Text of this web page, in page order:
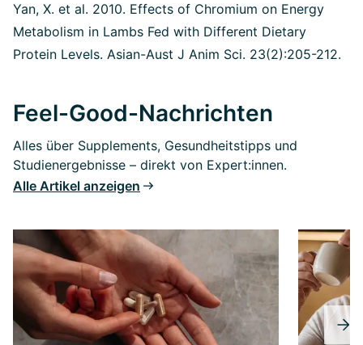
Yan, X. et al. 2010. Effects of Chromium on Energy
Metabolism in Lambs Fed with Different Dietary
Protein Levels. Asian-Aust J Anim Sci. 23(2):205-212.
Feel-Good-Nachrichten
Alles über Supplements, Gesundheitstipps und
Studienergebnisse – direkt von Expert:innen.
Alle Artikel anzeigen